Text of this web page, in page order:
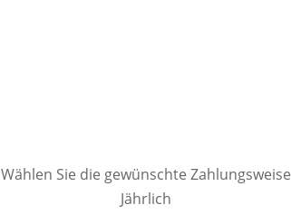
Wählen Sie die gewünschte Zahlungsweise
Jährlich